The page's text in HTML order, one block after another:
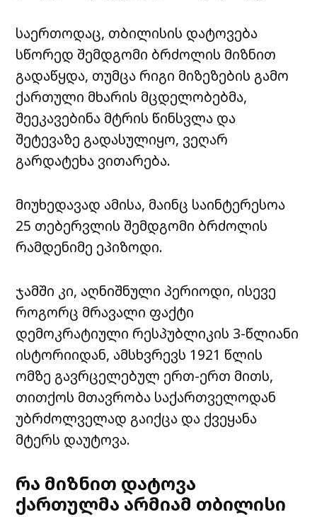
საერთოდაც, თბილისის დატოვება
სწორედ შემდგომი ბრძოლის მიზნით
გადაწყდა, თუმცა რიგი მიზეზების გამო
ქართული მხარის მცდელობებმა,
შეეკავებინა მტრის წინსვლა და
შეტევაზე გადასულიყო, ვეღარ
გარდატეხა ვითარება.
მიუხედავად ამისა, მაინც საინტერესოა
25 თებერვლის შემდგომი ბრძოლის
რამდენიმე ეპიზოდი.
ჯამში კი, აღნიშნული პერიოდი, ისევე
როგორც მრავალი ფაქტი
დემოკრატიული რესპუბლიკის 3-წლიანი
ისტორიიდან, ამსხვრევს 1921 წლის
ომზე გავრცელებულ ერთ-ერთ მითს,
თითქოს მთავრობა საქართველოდან
უბრძოლველად გაიქცა და ქვეყანა
მტერს დაუტოვა.
რა მიზნით დატოვა
ქართულმა არმიამ თბილისი